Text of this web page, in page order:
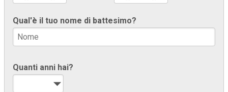
Qual'è il tuo nome di battesimo?
Quanti anni hai?